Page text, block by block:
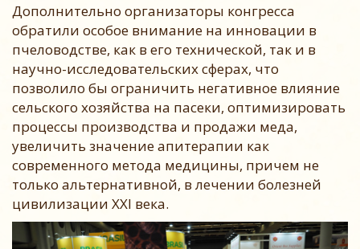
Дополнительно организаторы конгресса
обратили особое внимание на инновации в
пчеловодстве, как в его технической, так и в
научно-исследовательских сферах, что
позволило бы ограничить негативное влияние
сельского хозяйства на пасеки, оптимизировать
процессы производства и продажи меда,
увеличить значение апитерапии как
современного метода медицины, причем не
только альтернативной, в лечении болезней
цивилизации XXI века.